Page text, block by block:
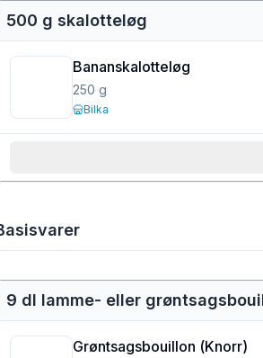
500 g skalotteløg
Bananskalotteløg
250 g
Bilka
9 dl lamme- eller
Grøntsagsbouillon (Knorr)